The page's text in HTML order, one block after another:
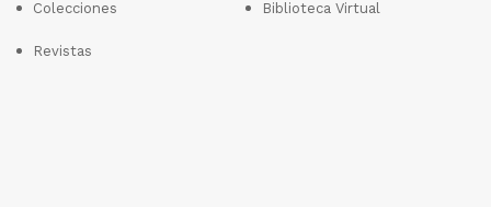
Colecciones
Revistas
Biblioteca Virtual